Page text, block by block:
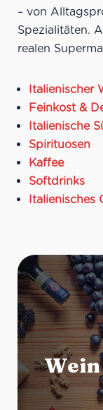
leichten
Ideale
– von
Spezialitäten.
realen
Italienischer
Feinkost &
Italienische
Spirituosen
Kaffee
Softdrinks
Italienisches
Wein